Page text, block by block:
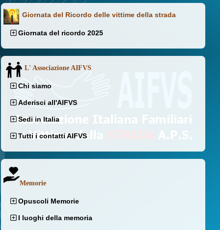
Giornata del Ricordo delle vittime della strada
Giornata del ricordo 2025
L' Associazione AIFVS
Chi siamo
Aderisci all'AIFVS
Sedi in Italia
Tutti i contatti AIFVS
Memorie
Opuscoli Memorie
I luoghi della memoria